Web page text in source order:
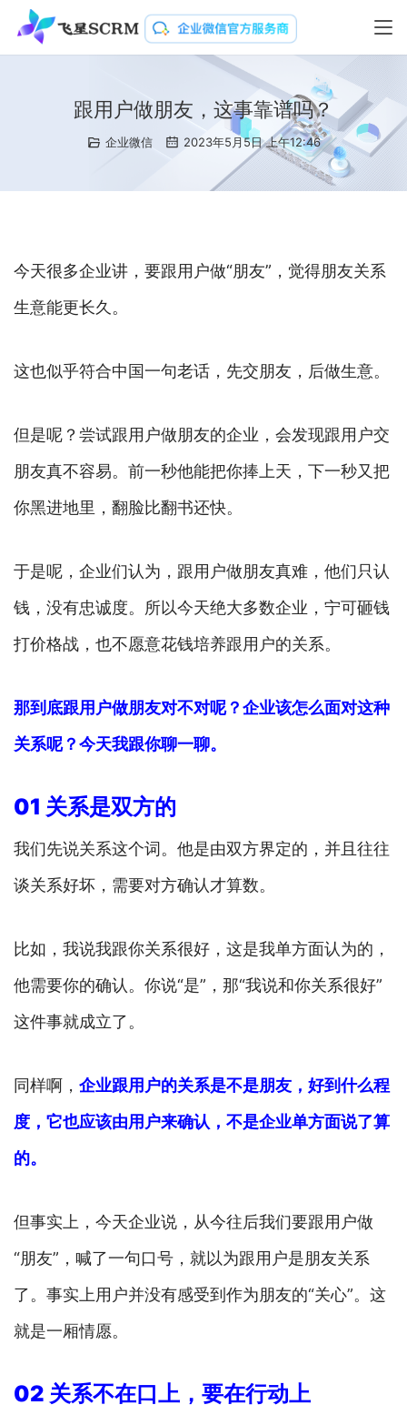
跟用户做朋友，这事靠谱吗？
企业微信 2023年5月5日 上午12:46
今天很多企业讲，要跟用户做“朋友”，觉得朋友关系
生意能更长久。
这也似乎符合中国一句老话，先交朋友，后做生意。
但是呢？尝试跟用户做朋友的企业，会发现跟用户交
朋友真不容易。前一秒他能把你捧上天，下一秒又把
你黑进地里，翻脸比翻书还快。
于是呢，企业们认为，跟用户做朋友真难，他们只认
钱，没有忠诚度。所以今天绝大多数企业，宁可砸钱
打价格战，也不愿意花钱培养跟用户的关系。
那到底跟用户做朋友对不对呢？企业该怎么面对这种
关系呢？今天我跟你聊一聊。
01 关系是双方的
我们先说关系这个词。他是由双方界定的，并且往往
谈关系好坏，需要对方确认才算数。
比如，我说我跟你关系很好，这是我单方面认为的，
他需要你的确认。你说“是”，那“我说和你关系很好”
这件事就成立了。
同样啊， 企业跟用户的关系是不是朋友，好到什么程
度，它也应该由用户来确认，不是企业单方面说了算
的。
但事实上，今天企业说，从今往后我们要跟用户做
“朋友”，喊了一句口号，就以为跟用户是朋友关系
了。事实上用户并没有感受到作为朋友的“关心”。这
就是一厢情愿。
02 关系不在口上，要在行动上